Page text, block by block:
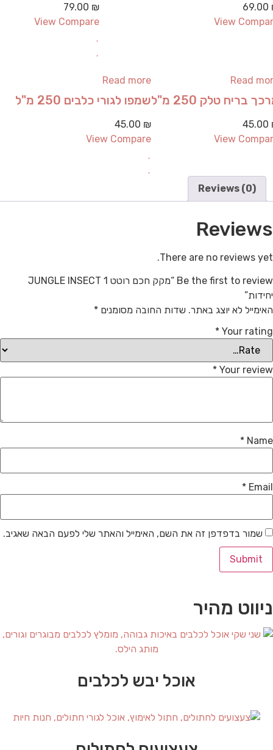
69.00
View
79.00 ₪
View Compare
Read
בריח טלק 250 מ"ל
45.00
View
Read more
שמפו לגורי כלבים 250 מ"ל
45.00 ₪
View Compare
Reviews (0)
Reviews
There are no reviews yet.
Be the first to review “מקק חכם רוטט JUNGLE INSECT 1
יחידות”
האימייל לא יוצג באתר. שדות החובה מסומנים *
Your rating
*
Your review
*
Name
*
Email
*
שמור בדפדפן זה את השם, האימייל והאתר שלי לפעם הבאה שאגיב.
ניווט מהיר
אוכל יבש לכלבים